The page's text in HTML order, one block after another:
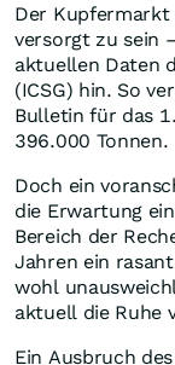
Der
versorgt zu sein
aktuellen Daten
(ICSG) hin. So
Bulletin für das
396.000 Tonnen.
Doch ein
die Erwartung
Bereich der
Jahren ein
wohl
aktuell die Ruhe
Ein Ausbruch